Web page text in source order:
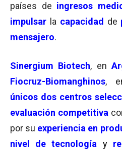
países de ingresos
impulsar la capacidad de
mensajero.
Sinergium Biotech, en
Fiocruz-Biomanghinos,
únicos dos centros
evaluación competitiva
por su experiencia en
nivel de tecnología y